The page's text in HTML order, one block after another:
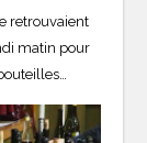
retrouvaient
matin pour